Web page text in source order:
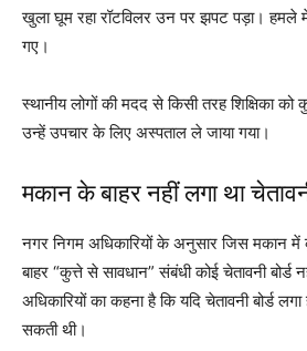
खुला घूम रहा रॉटविलर उन पर झपट पड़ा। हमले
गए।
स्थानीय लोगों की मदद से किसी तरह शिक्षिका को
उन्हें उपचार के लिए अस्पताल ले जाया गया।
मकान के बाहर नहीं लगा था
नगर निगम अधिकारियों के अनुसार जिस मकान में
बाहर “कुत्ते से सावधान” संबंधी कोई चेतावनी बोर्ड
अधिकारियों का कहना है कि यदि चेतावनी बोर्ड
सकती थी।